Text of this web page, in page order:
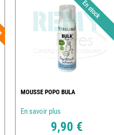
MOUSSE POPO BULA
En savoir plus
9,90 €